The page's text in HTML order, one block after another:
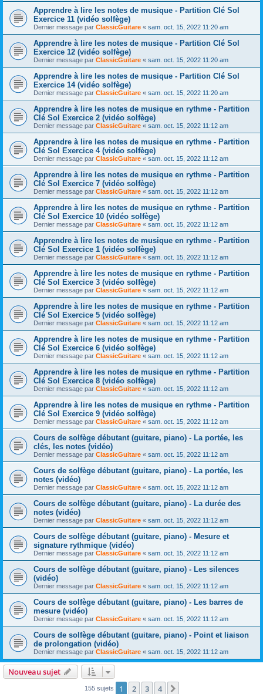
Apprendre à lire les notes de musique - Partition Clé Sol
Exercice 11 (vidéo solfège)
Dernier message par ClassicGuitare « sam. oct. 15, 2022 11:20 am
Apprendre à lire les notes de musique - Partition Clé Sol
Exercice 12 (vidéo solfège)
Dernier message par ClassicGuitare « sam. oct. 15, 2022 11:20 am
Apprendre à lire les notes de musique - Partition Clé Sol
Exercice 14 (vidéo solfège)
Dernier message par ClassicGuitare « sam. oct. 15, 2022 11:20 am
Apprendre à lire les notes de musique en rythme - Partition
Clé Sol Exercice 2 (vidéo solfège)
Dernier message par ClassicGuitare « sam. oct. 15, 2022 11:12 am
Apprendre à lire les notes de musique en rythme - Partition
Clé Sol Exercice 4 (vidéo solfège)
Dernier message par ClassicGuitare « sam. oct. 15, 2022 11:12 am
Apprendre à lire les notes de musique en rythme - Partition
Clé Sol Exercice 7 (vidéo solfège)
Dernier message par ClassicGuitare « sam. oct. 15, 2022 11:12 am
Apprendre à lire les notes de musique en rythme - Partition
Clé Sol Exercice 10 (vidéo solfège)
Dernier message par ClassicGuitare « sam. oct. 15, 2022 11:12 am
Apprendre à lire les notes de musique en rythme - Partition
Clé Sol Exercice 1 (vidéo solfège)
Dernier message par ClassicGuitare « sam. oct. 15, 2022 11:12 am
Apprendre à lire les notes de musique en rythme - Partition
Clé Sol Exercice 3 (vidéo solfège)
Dernier message par ClassicGuitare « sam. oct. 15, 2022 11:12 am
Apprendre à lire les notes de musique en rythme - Partition
Clé Sol Exercice 5 (vidéo solfège)
Dernier message par ClassicGuitare « sam. oct. 15, 2022 11:12 am
Apprendre à lire les notes de musique en rythme - Partition
Clé Sol Exercice 6 (vidéo solfège)
Dernier message par ClassicGuitare « sam. oct. 15, 2022 11:12 am
Apprendre à lire les notes de musique en rythme - Partition
Clé Sol Exercice 8 (vidéo solfège)
Dernier message par ClassicGuitare « sam. oct. 15, 2022 11:12 am
Apprendre à lire les notes de musique en rythme - Partition
Clé Sol Exercice 9 (vidéo solfège)
Dernier message par ClassicGuitare « sam. oct. 15, 2022 11:12 am
Cours de solfège débutant (guitare, piano) - La portée, les
clés, les notes (vidéo)
Dernier message par ClassicGuitare « sam. oct. 15, 2022 11:12 am
Cours de solfège débutant (guitare, piano) - La portée, les
notes (vidéo)
Dernier message par ClassicGuitare « sam. oct. 15, 2022 11:12 am
Cours de solfège débutant (guitare, piano) - La durée des
notes (vidéo)
Dernier message par ClassicGuitare « sam. oct. 15, 2022 11:12 am
Cours de solfège débutant (guitare, piano) - Mesure et
signature rythmique (vidéo)
Dernier message par ClassicGuitare « sam. oct. 15, 2022 11:12 am
Cours de solfège débutant (guitare, piano) - Les silences
(vidéo)
Dernier message par ClassicGuitare « sam. oct. 15, 2022 11:12 am
Cours de solfège débutant (guitare, piano) - Les barres de
mesure (vidéo)
Dernier message par ClassicGuitare « sam. oct. 15, 2022 11:12 am
Cours de solfège débutant (guitare, piano) - Point et liaison
de prolongation (vidéo)
Dernier message par ClassicGuitare « sam. oct. 15, 2022 11:12 am
Nouveau sujet
155 sujets 1 2 3 4